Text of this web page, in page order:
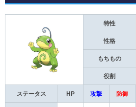
特性
性格
もちもの
役割
ステータス HP 攻撃 防御